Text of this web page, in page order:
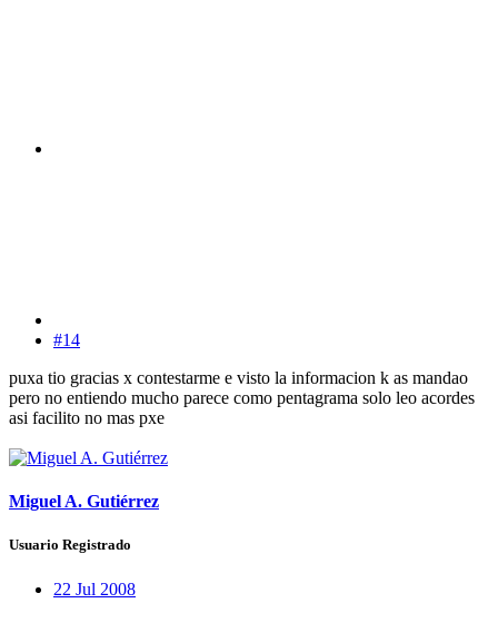
#14
puxa tio gracias x contestarme e visto la informacion k as mandao
pero no entiendo mucho parece como pentagrama solo leo acordes
asi facilito no mas pxe
Miguel A. Gutiérrez
Usuario Registrado
22 Jul 2008